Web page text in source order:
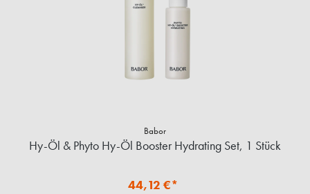
Babor
Hy-Öl & Phyto Hy-Öl Booster Hydrating Set, 1 Stück
44,12 €*